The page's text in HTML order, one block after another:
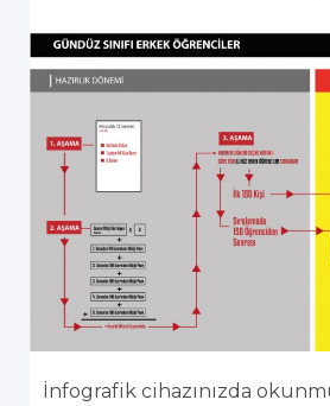
İnfografik cihazınızda